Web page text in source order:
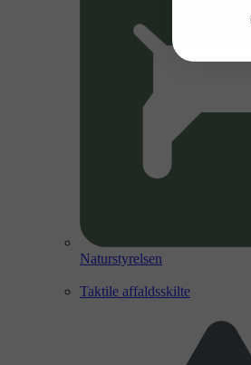
Naturstyrelsen
Taktile affaldsskilte